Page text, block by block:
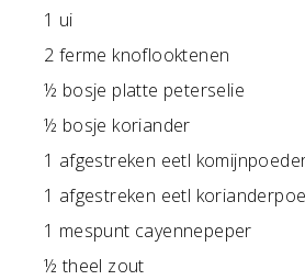
1 ui
2 ferme knoflooktenen
½ bosje platte peterselie
½ bosje koriander
1 afgestreken eetl
1 afgestreken eetl
1 mespunt cayennepeper
½ theel zout